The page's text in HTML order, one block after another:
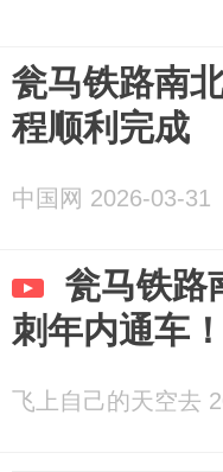
瓮马铁路南
程顺利完成
中国网 2026-03-31
瓮马铁路
刺年内通车
飞上自己的天空去